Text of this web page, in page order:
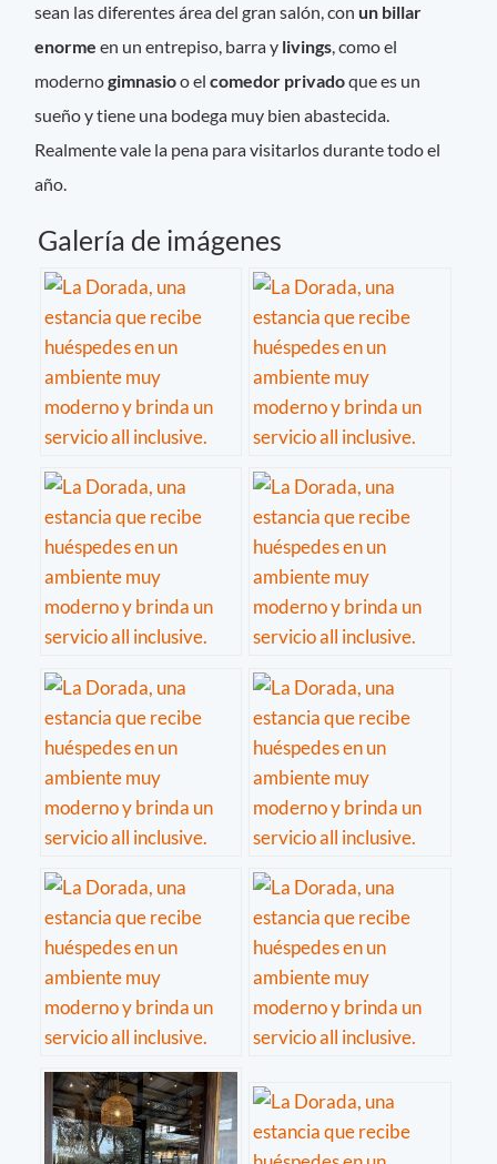
sean las diferentes área del gran salón, con un billar
enormeen un entrepiso, barra y livings, como el
modernogimnasioo elcomedor privadoque es un
sueño y tiene una bodega muy bien abastecida.
Realmente vale la pena para visitarlos durante todo el
año.
Galería de imágenes